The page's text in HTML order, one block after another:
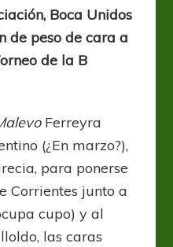
primera
parte
Boca Unidos
de peso de cara a
de la B
Ferreyra
(¿En marzo?),
para ponerse
Corrientes junto a
cupo) y al
las caras